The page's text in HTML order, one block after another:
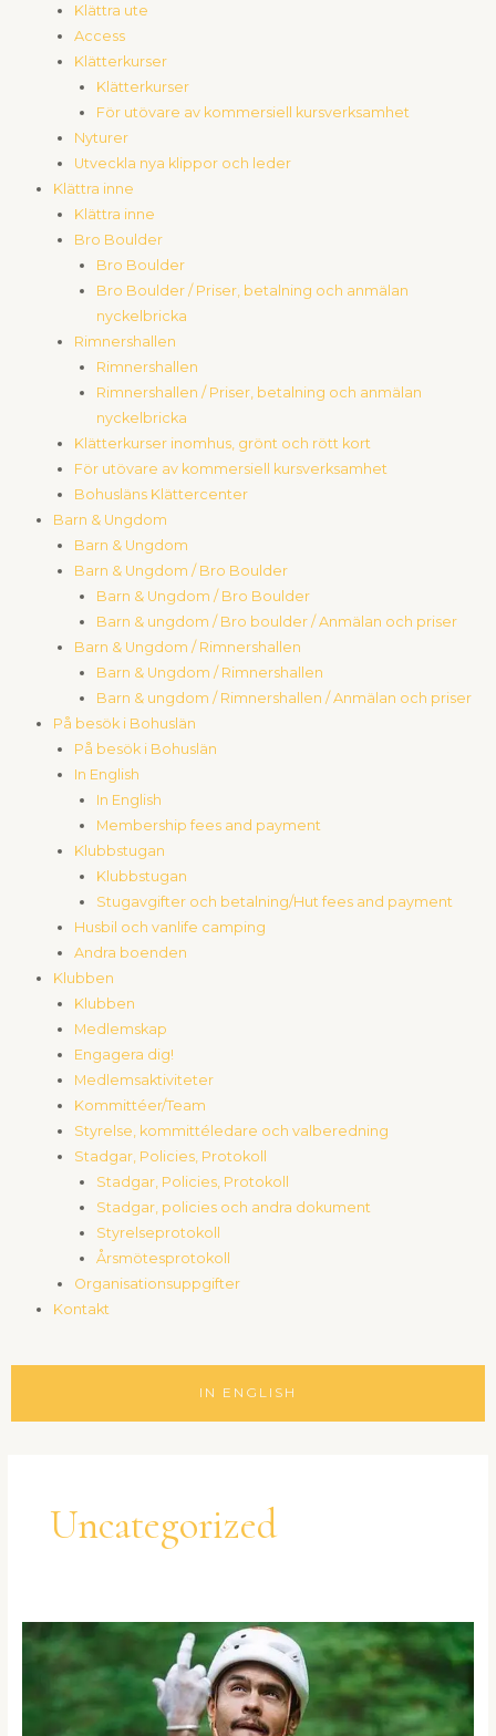
Klättra ute
Access
Klätterkurser
Klätterkurser
För utövare av kommersiell kursverksamhet
Nyturer
Utveckla nya klippor och leder
Klättra inne
Klättra inne
Bro Boulder
Bro Boulder
Bro Boulder / Priser, betalning och anmälan
nyckelbricka
Rimnershallen
Rimnershallen
Rimnershallen / Priser, betalning och anmälan
nyckelbricka
Klätterkurser inomhus, grönt och rött kort
För utövare av kommersiell kursverksamhet
Bohusläns Klättercenter
Barn & Ungdom
Barn & Ungdom
Barn & Ungdom / Bro Boulder
Barn & Ungdom / Bro Boulder
Barn & ungdom / Bro boulder / Anmälan och priser
Barn & Ungdom / Rimnershallen
Barn & Ungdom / Rimnershallen
Barn & ungdom / Rimnershallen / Anmälan och priser
På besök i Bohuslän
På besök i Bohuslän
In English
In English
Membership fees and payment
Klubbstugan
Klubbstugan
Stugavgifter och betalning/Hut fees and payment
Husbil och vanlife camping
Andra boenden
Klubben
Klubben
Medlemskap
Engagera dig!
Medlemsaktiviteter
Kommittéer/Team
Styrelse, kommittéledare och valberedning
Stadgar, Policies, Protokoll
Stadgar, Policies, Protokoll
Stadgar, policies och andra dokument
Styrelseprotokoll
Årsmötesprotokoll
Organisationsuppgifter
Kontakt
IN ENGLISH
Uncategorized
Heldagsevent
med
Klubbhäng